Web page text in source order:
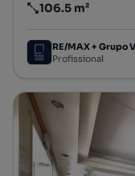
Preço por metro
106.5 m²
RE/MAX + Grupo
Profissional